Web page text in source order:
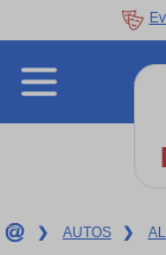
❯ AUTOS ❯